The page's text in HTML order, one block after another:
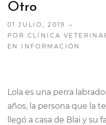
Otro
01 JULIO, 2019
POR CLÍNICA
EN INFORMACIÓN
Lola es una perra
años, la persona que la
llegó a casa de Blai y su